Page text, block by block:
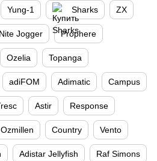
Yung-1 Sharks ZX
Nite Jogger Prophere
Ozelia Topanga
adiFOM Adimatic Campus
Astir Response
Ozmillen Country Vento
Adistar Jellyfish Raf Simons